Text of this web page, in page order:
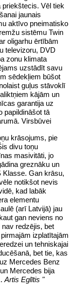
Vēl tiek
jaunais
aktīvo pneimatisko
sistēmu Twin
oligarhu ērtībām
televizoru, DVD
zonu klimata
uzstādīt savu
sēdekļiem būšot
guļus stāvoklī
kājām un
garantija uz
papildināšot tā
Virsbūvei
krāsojums, pie
divu toņu
masivitāti, jo
greznāku un
Klasse. Gan krāsu,
notikšot nevis
kad labāk
elementu
(arī Latvijā) jau
gan neviens no
redzējis, bet
izplatītajām
un tehniskajai
bet tie, kas
Mercedes Benz
un Mercedes bija
Artis Eglītis "